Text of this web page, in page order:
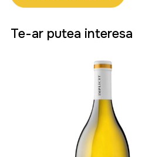
Te-ar putea interesa